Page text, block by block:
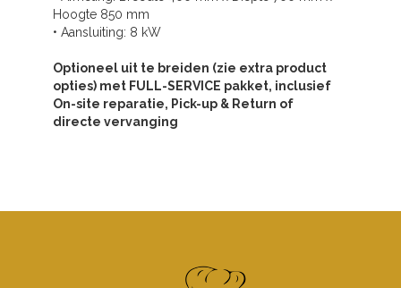
Hoogte 850 mm
• Aansluiting: 8 kW
Optioneel uit te breiden (zie extra product
opties) met FULL-SERVICE pakket, inclusief
On-site reparatie, Pick-up & Return of
directe vervanging